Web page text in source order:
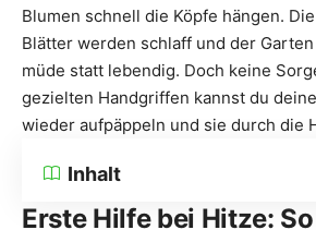
Blumen schnell die Köpfe hängen.
Blätter werden schlaff und der
müde statt lebendig. Doch keine
gezielten Handgriffen kannst du
wieder aufpäppeln und sie durch die
Inhalt
Erste Hilfe bei Hitze: